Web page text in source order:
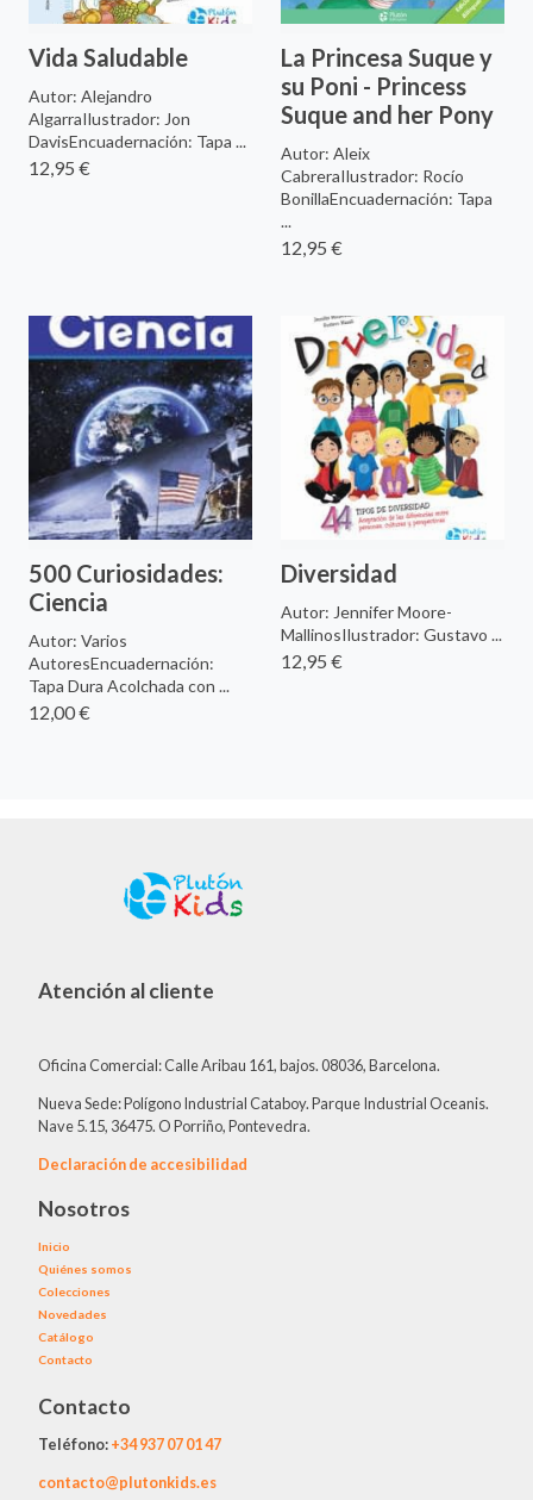
Vida Saludable
Autor: Alejandro
AlgarraIlustrador: Jon
DavisEncuadernación: Tapa ...
12,95 €
La Princesa Suque y
su Poni - Princess
Suque and her Pony
Autor: Aleix
CabreraIlustrador: Rocío
BonillaEncuadernación: Tapa
...
12,95 €
500 Curiosidades:
Ciencia
Autor: Varios
AutoresEncuadernación:
Tapa Dura Acolchada con ...
12,00 €
Diversidad
Autor: Jennifer Moore-
MallinosIlustrador: Gustavo ...
12,95 €
Atención al cliente
Oficina Comercial: Calle Aribau 161, bajos. 08036, Barcelona.
Nueva Sede: Polígono Industrial Cataboy. Parque Industrial Oceanis.
Nave 5.15, 36475. O Porriño, Pontevedra.
Declaración de accesibilidad
Nosotros
Inicio
Quiénes somos
Colecciones
Novedades
Catálogo
Contacto
Contacto
Teléfono:+34937 07 01 47
contacto@plutonkids.es